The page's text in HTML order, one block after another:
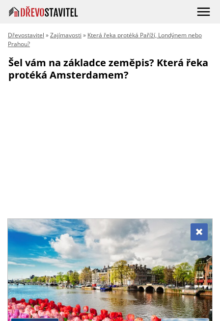
Dřevostavitel »Zajímavosti » Která řeka protéká Paříží, Londýnem nebo
Prahou?
Šel vám na základce zeměpis? Která řeka
protéká Amsterdamem?